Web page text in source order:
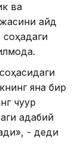
ва
қайд
яна бир
чуқур
адабий
- деди